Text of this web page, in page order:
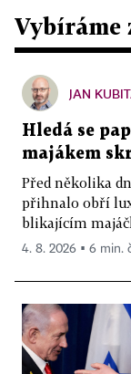
Vybíráme
JAN
Hledá se
majákem
Před několika
přihnalo obří
blikajícím
4. 8. 2026 ▪ 6 min.